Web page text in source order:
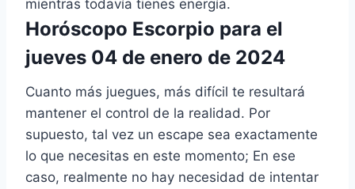
mientras todavía tienes energía.
Horóscopo Escorpio para el
jueves 04 de enero de 2024
Cuanto más juegues, más difícil te resultará
mantener el control de la realidad. Por
supuesto, tal vez un escape sea exactamente
lo que necesitas en este momento; En ese
caso, realmente no hay necesidad de intentar